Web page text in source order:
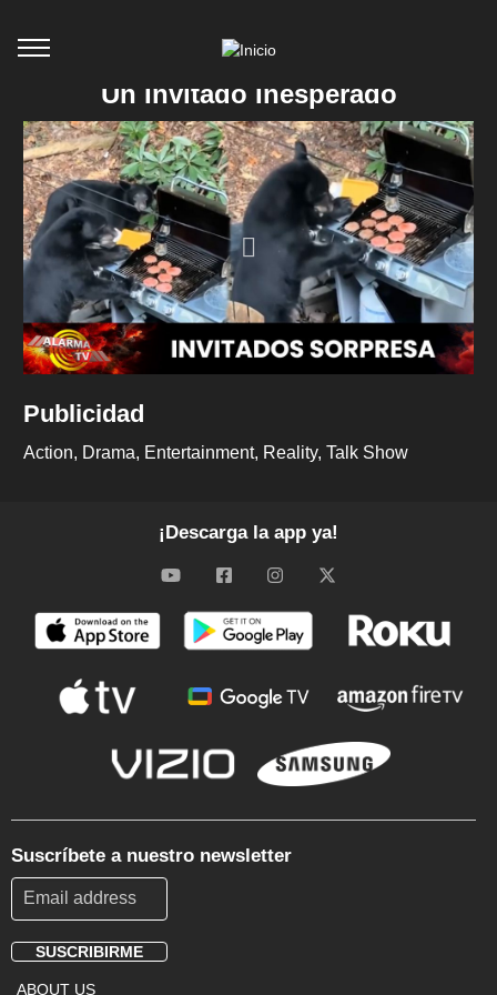
Un Invitado Inesperado
Publicidad
Action Drama Entertainment Reality Talk Show
¡Descarga la app ya!
Suscríbete a nuestro newsletter
SUSCRIBIRME
ABOUT US